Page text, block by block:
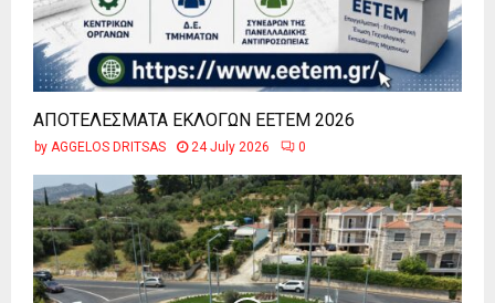
ΑΠΟΤΕΛΕΣΜΑΤΑ ΕΚΛΟΓΩΝ ΕΕΤΕΜ 2026
by AGGELOS DRITSAS 24 July 2026 0